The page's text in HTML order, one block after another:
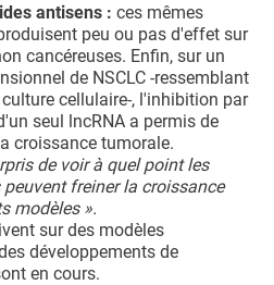
antisens : ces mêmes
peu ou pas d'effet sur
cancéreuses. Enfin, sur un
de NSCLC -ressemblant
cellulaire-, l'inhibition par
seul lncRNA a permis de
croissance tumorale.
de voir à quel point les
freiner la croissance
modèles ».
sur des modèles
développements de
en cours.